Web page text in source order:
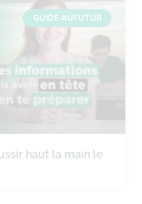
GUIDE AUFUTUR
haut la main le